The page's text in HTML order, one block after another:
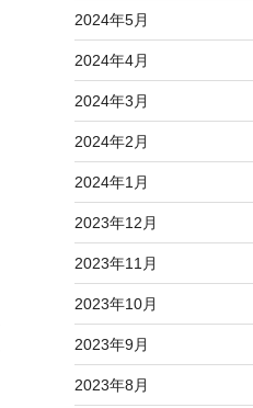
2024年5月
2024年4月
2024年3月
2024年2月
2024年1月
2023年12月
2023年11月
2023年10月
2023年9月
2023年8月